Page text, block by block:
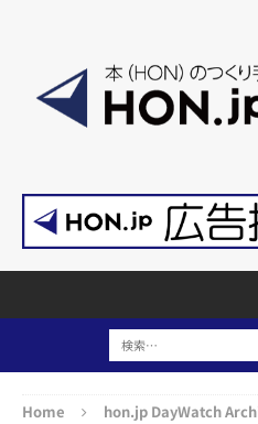
Home hon.jp DayWatch